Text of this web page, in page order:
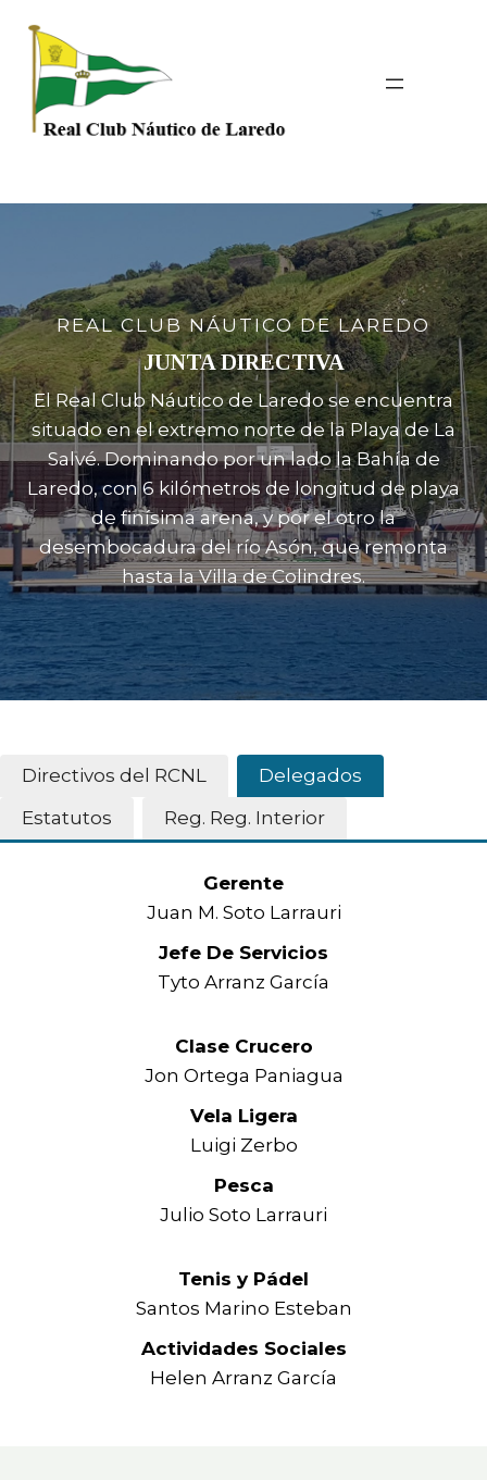
contenido
REAL CLUB NÁUTICO DE LAREDO
JUNTA DIRECTIVA
El Real Club Náutico de Laredo se encuentra
situado en el extremo norte de la Playa de La
Salvé. Dominando por un lado la Bahía de
Laredo, con 6 kilómetros de longitud de playa
de finísima arena, y por el otro la
desembocadura del río Asón, que remonta
hasta la Villa de Colindres.
Directivos del RCNL
Delegados
Estatutos
Reg. Reg. Interior
Gerente
Juan M. Soto Larrauri
Jefe De Servicios
Tyto Arranz García
Clase Crucero
Jon Ortega Paniagua
Vela Ligera
Luigi Zerbo
Pesca
Julio Soto Larrauri
Tenis y Pádel
Santos Marino Esteban
Actividades Sociales
Helen Arranz García